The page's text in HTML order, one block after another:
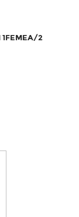
1FEMEA/2